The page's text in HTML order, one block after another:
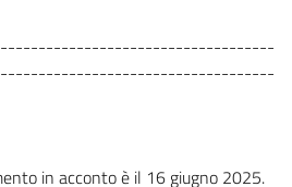
in acconto è il 16 giugno 2025.